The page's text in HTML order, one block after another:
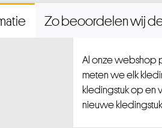
Zo beoordelen wij
Al onze webshop
meten we elk
kledingstuk op en
nieuwe